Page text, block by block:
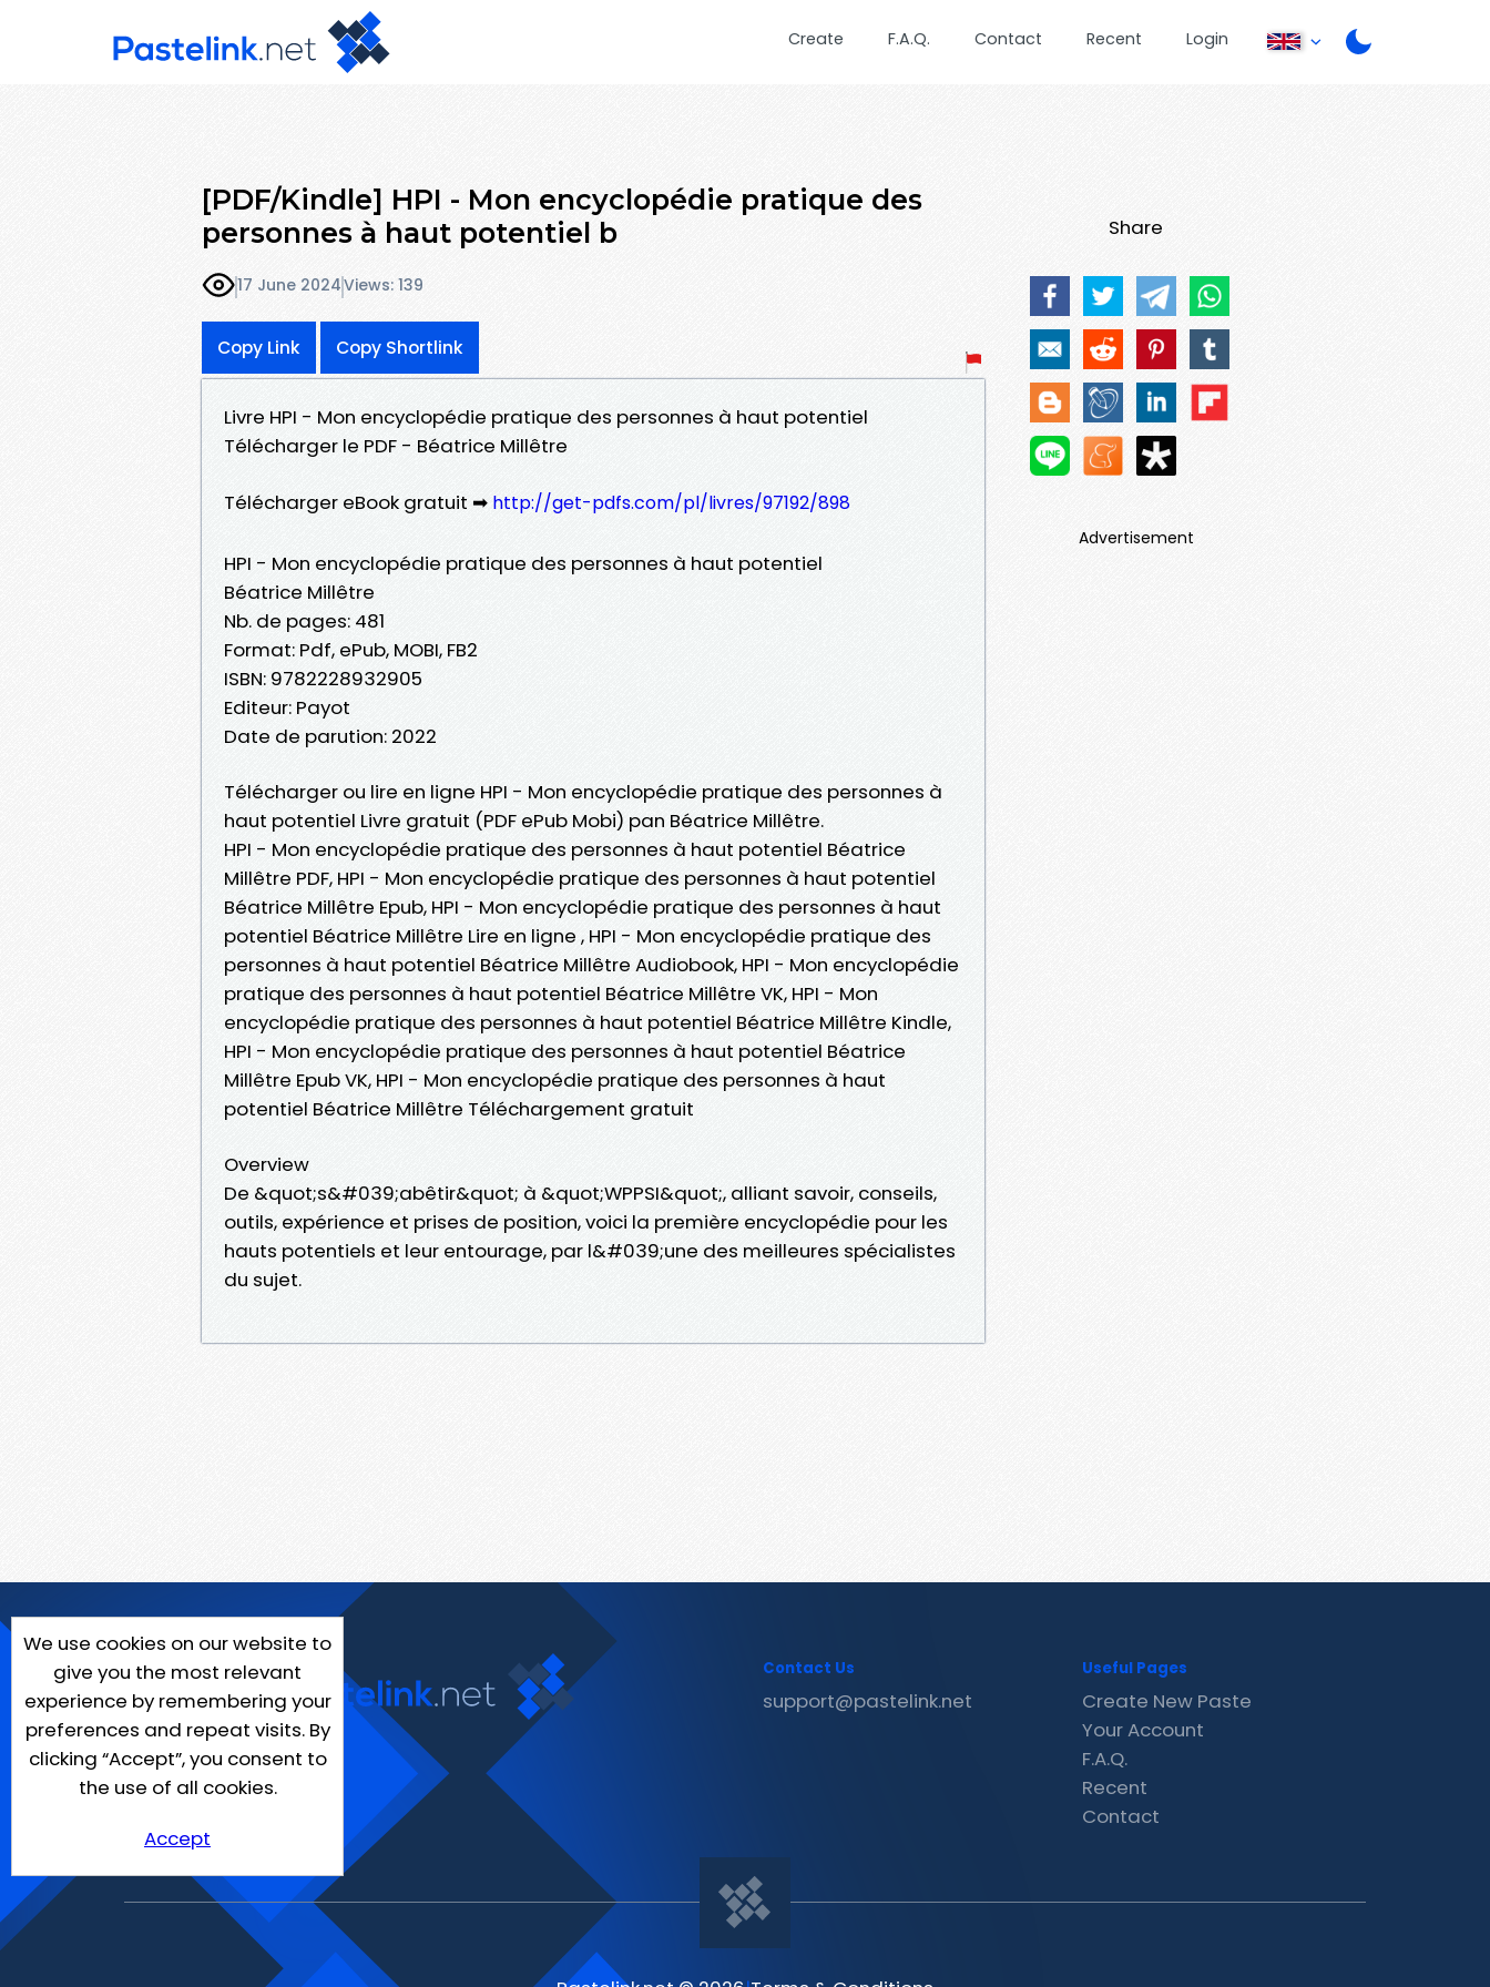
Create F.A.Q. Contact Recent Login
[PDF/Kindle] HPI - Mon encyclopédie pratique des
personnes à haut potentiel b
17 June 2024Views: 139
Copy Link Copy Shortlink
Livre HPI - Mon encyclopédie pratique des personnes à haut potentiel
Télécharger le PDF - Béatrice Millêtre
Télécharger eBook gratuit ➡ http://get-pdfs.com/pl/livres/97192/898
HPI - Mon encyclopédie pratique des personnes à haut potentiel
Béatrice Millêtre
Nb. de pages: 481
Format: Pdf, ePub, MOBI, FB2
ISBN: 9782228932905
Editeur: Payot
Date de parution: 2022
Télécharger ou lire en ligne HPI - Mon encyclopédie pratique des personnes à
haut potentiel Livre gratuit (PDF ePub Mobi) pan Béatrice Millêtre.
HPI - Mon encyclopédie pratique des personnes à haut potentiel Béatrice
Millêtre PDF, HPI - Mon encyclopédie pratique des personnes à haut potentiel
Béatrice Millêtre Epub, HPI - Mon encyclopédie pratique des personnes à haut
potentiel Béatrice Millêtre Lire en ligne , HPI - Mon encyclopédie pratique des
personnes à haut potentiel Béatrice Millêtre Audiobook, HPI - Mon encyclopédie
pratique des personnes à haut potentiel Béatrice Millêtre VK, HPI - Mon
encyclopédie pratique des personnes à haut potentiel Béatrice Millêtre Kindle,
HPI - Mon encyclopédie pratique des personnes à haut potentiel Béatrice
Millêtre Epub VK, HPI - Mon encyclopédie pratique des personnes à haut
potentiel Béatrice Millêtre Téléchargement gratuit
Overview
De &quot;s&#039;abêtir&quot; à &quot;WPPSI&quot;, alliant savoir, conseils,
outils, expérience et prises de position, voici la première encyclopédie pour les
hauts potentiels et leur entourage, par l&#039;une des meilleures spécialistes
du sujet.
Share
Advertisement
We use cookies on our website to
give you the most relevant
experience by remembering your
preferences and repeat visits. By
clicking “Accept”, you consent to
the use of all cookies.
Accept
Contact Us
support@pastelink.net
Useful Pages
Create New Paste
Your Account
F.A.Q.
Recent
Contact